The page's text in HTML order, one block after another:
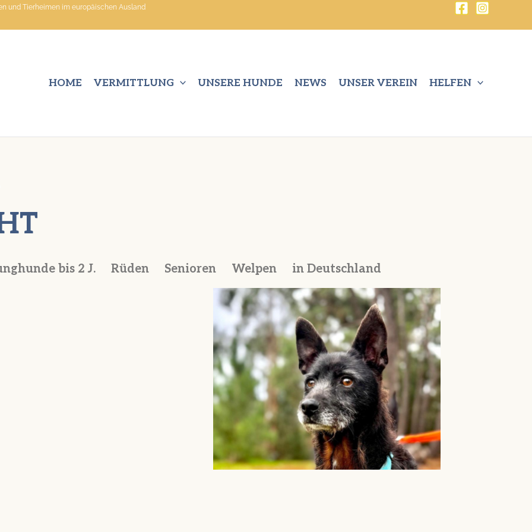
und Tierheimen im europäischen Ausland
HOME VERMITTLUNG UNSERE HUNDE NEWS UNSER VEREIN HELFEN
bis 2 J. Rüden Senioren Welpen in Deutschland